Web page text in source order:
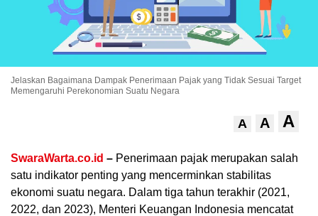
Jelaskan Bagaimana Dampak Penerimaan Pajak yang Tidak Sesuai Target
Memengaruhi Perekonomian Suatu Negara
A A A
SwaraWarta.co.id – Penerimaan pajak merupakan salah
satu indikator penting yang mencerminkan stabilitas
ekonomi suatu negara. Dalam tiga tahun terakhir (2021,
2022, dan 2023), Menteri Keuangan Indonesia mencatat
.